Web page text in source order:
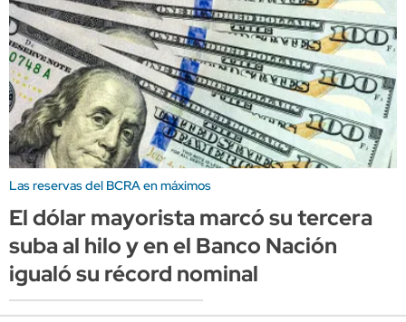
Las reservas del BCRA en máximos
El dólar mayorista marcó su tercera
suba al hilo y en el Banco Nación
igualó su récord nominal